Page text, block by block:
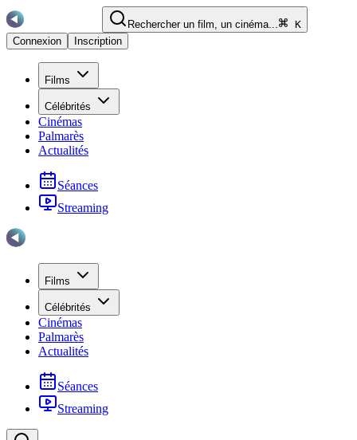
Rechercher un film, un cinéma...
K
Connexion
Inscription
Films
Célébrités
Cinémas
Palmarès
Actualités
Séances
Streaming
Films
Célébrités
Cinémas
Palmarès
Actualités
Séances
Streaming